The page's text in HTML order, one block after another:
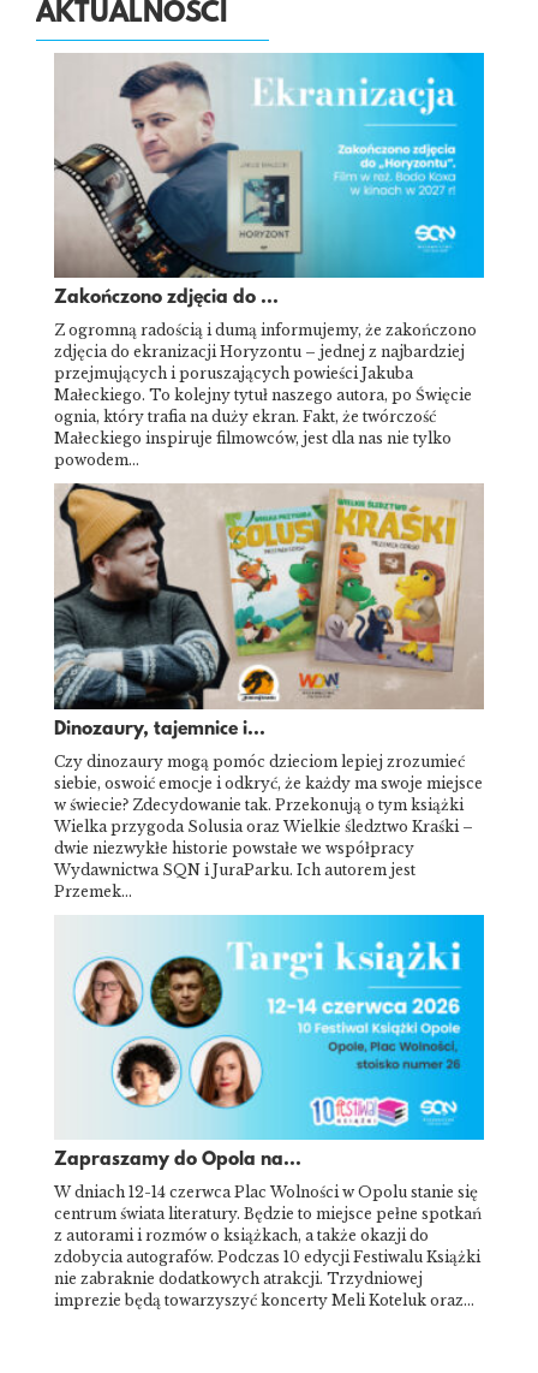
AKTUALNOŚCI
Zakończono zdjęcia do ...
Z ogromną radością i dumą informujemy, że zakończono
zdjęcia do ekranizacji Horyzontu – jednej z najbardziej
przejmujących i poruszających powieści Jakuba
Małeckiego. To kolejny tytuł naszego autora, po Święcie
ognia, który trafia na duży ekran. Fakt, że twórczość
Małeckiego inspiruje filmowców, jest dla nas nie tylko
powodem…
Dinozaury, tajemnice i...
Czy dinozaury mogą pomóc dzieciom lepiej zrozumieć
siebie, oswoić emocje i odkryć, że każdy ma swoje miejsce
w świecie? Zdecydowanie tak. Przekonują o tym książki
Wielka przygoda Solusia oraz Wielkie śledztwo Kraśki –
dwie niezwykłe historie powstałe we współpracy
Wydawnictwa SQN i JuraParku. Ich autorem jest
Przemek…
Zapraszamy do Opola na...
W dniach 12-14 czerwca Plac Wolności w Opolu stanie się
centrum świata literatury. Będzie to miejsce pełne spotkań
z autorami i rozmów o książkach, a także okazji do
zdobycia autografów. Podczas 10 edycji Festiwalu Książki
nie zabraknie dodatkowych atrakcji. Trzydniowej
imprezie będą towarzyszyć koncerty Meli Koteluk oraz…